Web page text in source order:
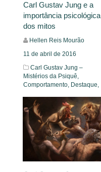
Carl Gustav Jung e a
importância psicológica
dos mitos
Hellen Reis Mourão
11 de abril de 2016
Carl Gustav Jung –
Mistérios da Psiquê,
Comportamento, Destaque,
Leia Mais